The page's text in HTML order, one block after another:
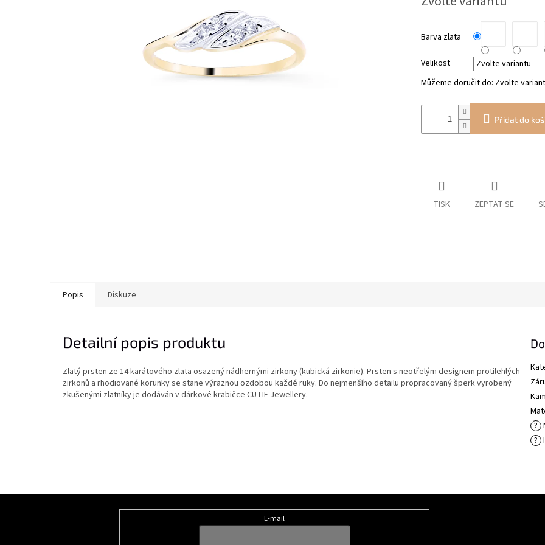
cena:
Barva zlata
Velikost
Můžeme doručit do: Zvolte
Přidat do
TISK ZEPTAT SE
Popis Diskuze
Detailní popis produktu
Zlatý prsten ze 14 karátového zlata osazený nádhernými zirkony (kubická zirkonie). Prsten s neotřelým designem protilehlých
zirkonů a rhodiované korunky se stane výraznou ozdobou každé ruky. Do nejmenšího detailu propracovaný šperk vyrobený
zkušenými zlatníky je dodáván v dárkové krabičce CUTIE Jewellery.
?
?
E-mail